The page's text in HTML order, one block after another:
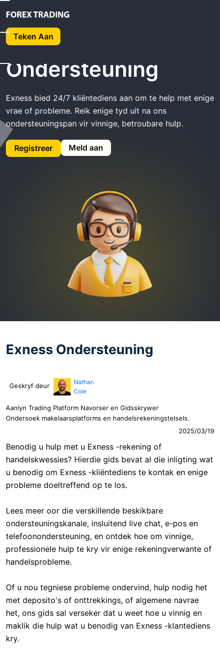
Teken Aan
Huis Exness Ondersteuning
Exness
Ondersteuning
Exness bied 24/7 kliëntediens aan om te help met enige
vrae of probleme. Reik enige tyd uit na ons
ondersteuningspan vir vinnige, betroubare hulp.
Registreer Meld aan
Exness Ondersteuning
Geskryf deur
Nathan
Cole
Aanlyn Trading Platform Navorser en Gidsskrywer
Ondersoek makelaarsplatforms en handelsrekeningstelsels.
2025/03/19
Benodig u hulp met u Exness -rekening of
handelskwessies? Hierdie gids bevat al die inligting wat
u benodig om Exness -kliëntediens te kontak en enige
probleme doeltreffend op te los.
Lees meer oor die verskillende beskikbare
ondersteuningskanale, insluitend live chat, e-pos en
telefoonondersteuning, en ontdek hoe om vinnige,
professionele hulp te kry vir enige rekeningverwante of
handelsprobleme.
Of u nou tegniese probleme ondervind, hulp nodig het
met deposito's of onttrekkings, of algemene navrae
het, ons gids sal verseker dat u weet hoe u vinnig en
maklik die hulp wat u benodig van Exness -klantediens
kry.